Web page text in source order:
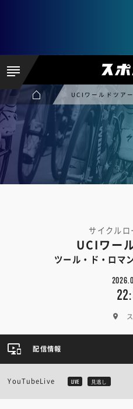
UCIワールドツア
サイクルロ
UCIワー
ツール・ド・ロマ
配信情報
YouTubeLive LIVE 見逃し